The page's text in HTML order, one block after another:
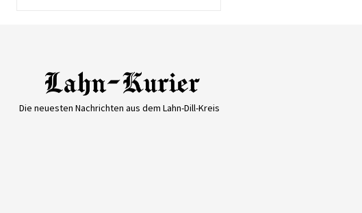
Die neuesten Nachrichten aus dem Lahn-Dill-Kreis